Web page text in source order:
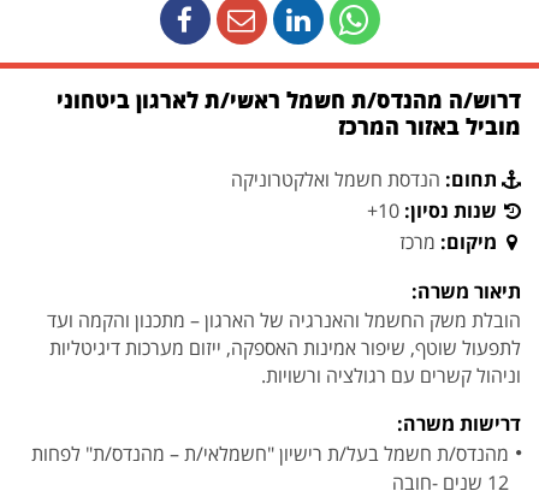
דרוש/ה מהנדס/ת חשמל ראשי/ת לארגון ביטחוני
מוביל באזור המרכז
תחום: הנדסת חשמל ואלקטרוניקה
שנות נסיון: 10+
מיקום: מרכז
תיאור משרה:
הובלת משק החשמל והאנרגיה של הארגון – מתכנון והקמה ועד
לתפעול שוטף, שיפור אמינות האספקה, ייזום מערכות דיגיטליות
וניהול קשרים עם רגולציה ורשויות.
דרישות משרה:
מהנדס/ת חשמל בעל/ת רישיון "חשמלאי/ת – מהנדס/ת" לפחות
12 שנים -חובה